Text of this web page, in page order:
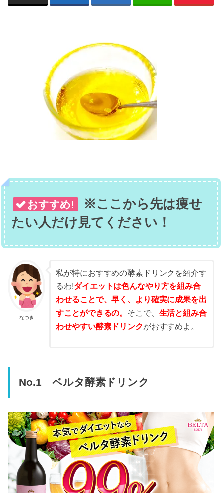
おすすめ!
※ここから先は痩せ
たい人だけ見てください！
なつき
私が特におすすめの酵素ドリンクを紹介す
るわ!ダイエットは色んなやり方を組み合
わせることで、早く、より確実に成果を出
すことができるの。 そこで、 生活と組み合
わせやすい酵素ドリンクがおすすめよ。
No.1 ベルタ酵素ドリンク